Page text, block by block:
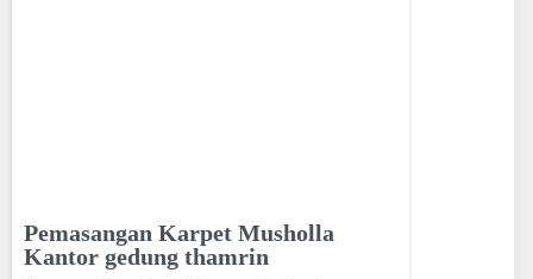
Pemasangan Karpet Musholla
Kantor gedung thamrin